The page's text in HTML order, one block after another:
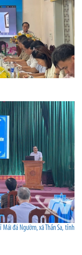
đá Ngườm, xã Thần Sa, tỉnh